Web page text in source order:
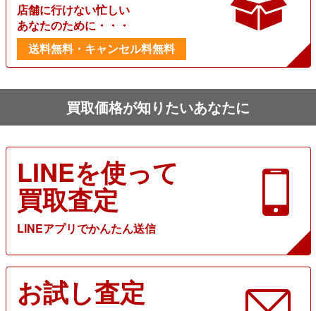
店舗に行けない忙しい
あなたのために・・・
送料無料・キャンセル料無料
買取価格が知りたいあなたに
LINEを使って
買取査定
LINEアプリでかんたん送信
お試し査定